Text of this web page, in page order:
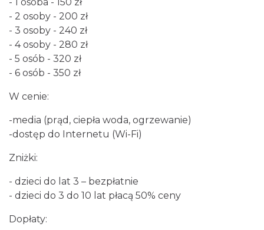
- 2 osoby - 200 zł
- 3 osoby - 240 zł
- 4 osoby - 280 zł
- 5 osób - 320 zł
- 6 osób - 350 zł
W cenie:
-media (prąd, ciepła woda, ogrzewanie)
-dostęp do Internetu (Wi-Fi)
Zniżki:
- dzieci do lat 3 – bezpłatnie
- dzieci do 3 do 10 lat płacą 50% ceny
Dopłaty: